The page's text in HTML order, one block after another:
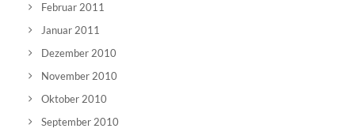
Februar 2011
Januar 2011
Dezember 2010
November 2010
Oktober 2010
September 2010